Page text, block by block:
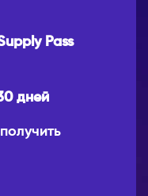
Pass
дней